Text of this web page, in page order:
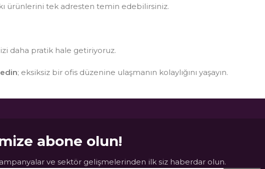
ürünlerini tek adresten temin edebilirsiniz.
daha pratik hale getiriyoruz.
; eksiksiz bir ofis düzenine ulaşmanın kolaylığını yaşayın.
abone olun!
ve sektör gelişmelerinden ilk siz haberdar olun.